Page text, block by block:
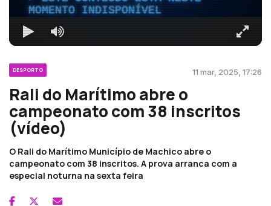
MOMENTO INDISPONÍVEL
DESPORTO 11 mar, 2025, 17:26
Rali do Marítimo abre o
campeonato com 38 inscritos
(vídeo)
O Rali do Marítimo Município de Machico abre o
campeonato com 38 inscritos. A prova arranca com a
especial noturna na sexta feira